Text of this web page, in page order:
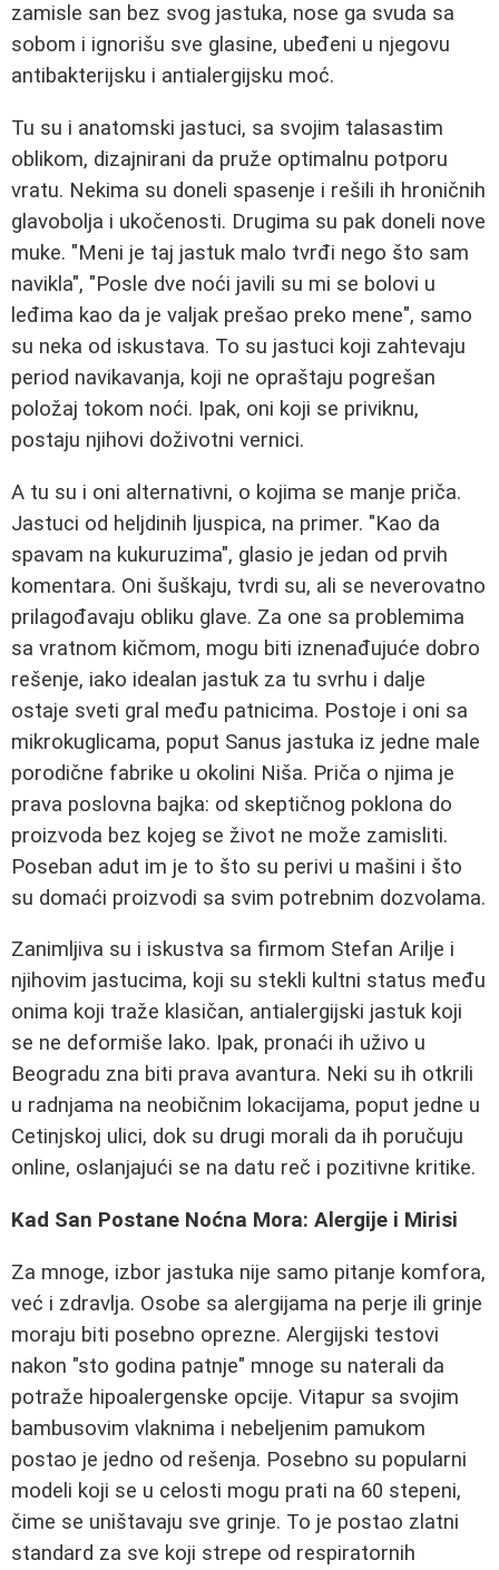
zamisle san bez svog jastuka, nose ga svuda sa
sobom i ignorišu sve glasine, ubeđeni u njegovu
antibakterijsku i antialergijsku moć.
Tu su i anatomski jastuci, sa svojim talasastim
oblikom, dizajnirani da pruže optimalnu potporu
vratu. Nekima su doneli spasenje i rešili ih hroničnih
glavobolja i ukočenosti. Drugima su pak doneli nove
muke. "Meni je taj jastuk malo tvrđi nego što sam
navikla", "Posle dve noći javili su mi se bolovi u
leđima kao da je valjak prešao preko mene", samo
su neka od iskustava. To su jastuci koji zahtevaju
period navikavanja, koji ne opraštaju pogrešan
položaj tokom noći. Ipak, oni koji se priviknu,
postaju njihovi doživotni vernici.
A tu su i oni alternativni, o kojima se manje priča.
Jastuci od heljdinih ljuspica, na primer. "Kao da
spavam na kukuruzima", glasio je jedan od prvih
komentara. Oni šuškaju, tvrdi su, ali se neverovatno
prilagođavaju obliku glave. Za one sa problemima
sa vratnom kičmom, mogu biti iznenađujuće dobro
rešenje, iako idealan jastuk za tu svrhu i dalje
ostaje sveti gral među patnicima. Postoje i oni sa
mikrokuglicama, poput Sanus jastuka iz jedne male
porodične fabrike u okolini Niša. Priča o njima je
prava poslovna bajka: od skeptičnog poklona do
proizvoda bez kojeg se život ne može zamisliti.
Poseban adut im je to što su perivi u mašini i što
su domaći proizvodi sa svim potrebnim dozvolama.
Zanimljiva su i iskustva sa firmom Stefan Arilje i
njihovim jastucima, koji su stekli kultni status među
onima koji traže klasičan, antialergijski jastuk koji
se ne deformiše lako. Ipak, pronaći ih uživo u
Beogradu zna biti prava avantura. Neki su ih otkrili
u radnjama na neobičnim lokacijama, poput jedne u
Cetinjskoj ulici, dok su drugi morali da ih poručuju
online, oslanjajući se na datu reč i pozitivne kritike.
Kad San Postane Noćna Mora: Alergije i Mirisi
Za mnoge, izbor jastuka nije samo pitanje komfora,
već i zdravlja. Osobe sa alergijama na perje ili grinje
moraju biti posebno oprezne. Alergijski testovi
nakon "sto godina patnje" mnoge su naterali da
potraže hipoalergenske opcije. Vitapur sa svojim
bambusovim vlaknima i nebeljenim pamukom
postao je jedno od rešenja. Posebno su popularni
modeli koji se u celosti mogu prati na 60 stepeni,
čime se uništavaju sve grinje. To je postao zlatni
standard za sve koji strepe od respiratornih